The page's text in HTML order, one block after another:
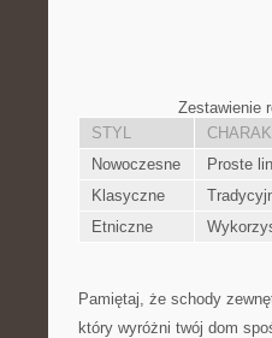
Zestawienie
STYL
Nowoczesne
Proste
Klasyczne
Etniczne
Pamiętaj, że⁢ schody
który⁤ wyróżni ‌twój⁤ dom